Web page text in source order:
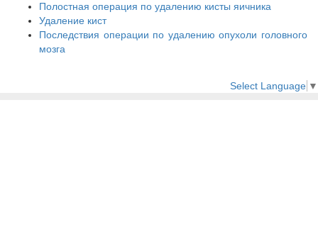
Полостная операция по удалению кисты яичника
Удаление кист
Последствия операции по удалению опухоли головного
мозга
Select Language ▼